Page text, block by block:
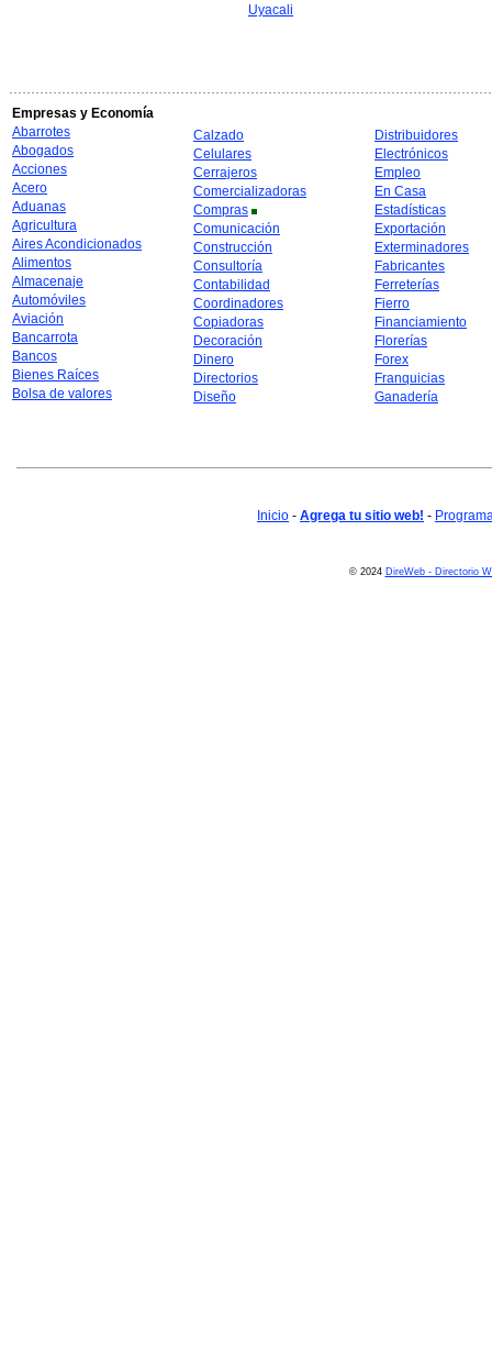
Uyacali
Empresas y Economía
Abarrotes
Abogados
Acciones
Acero
Aduanas
Agricultura
Aires Acondicionados
Alimentos
Almacenaje
Automóviles
Aviación
Bancarrota
Bancos
Bienes Raíces
Bolsa de valores
Calzado
Celulares
Cerrajeros
Comercializadoras
Compras
Comunicación
Construcción
Consultoría
Contabilidad
Coordinadores
Copiadoras
Decoración
Dinero
Directorios
Diseño
Distribuidores
Electrónicos
Empleo
En Casa
Estadísticas
Exportación
Exterminadores
Fabricantes
Ferreterías
Fierro
Financiamiento
Florerías
Forex
Franquicias
Ganadería
Inicio - Agrega tu sitio web! -
© 2024 DireWeb - Directorio